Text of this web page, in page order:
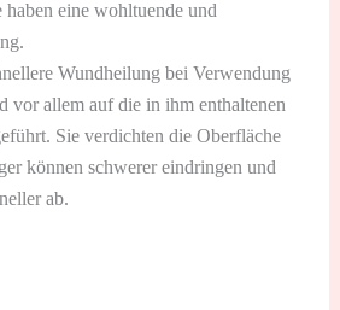
eine wohltuende und
Wundheilung bei Verwendung
vor allem auf die in ihm enthaltenen
Sie verdichten die Oberfläche
können schwerer eindringen und
ab.